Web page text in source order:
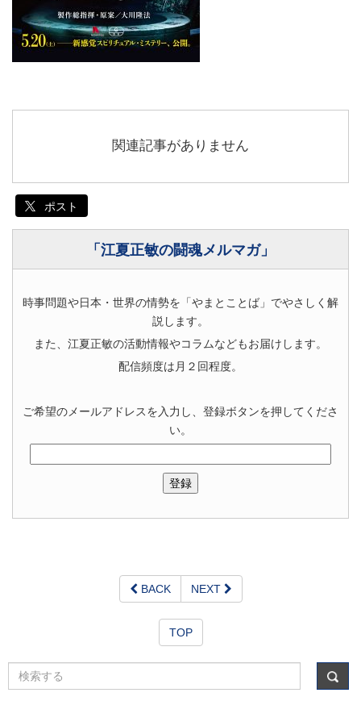
関連記事がありません
ポスト
「江夏正敏の闘魂メルマガ」
時事問題や日本・世界の情勢を「やまとことば」でやさしく解
説します。
また、江夏正敏の活動情報やコラムなどもお届けします。
配信頻度は月２回程度。
ご希望のメールアドレスを入力し、登録ボタンを押してくださ
い。
BACK NEXT
TOP